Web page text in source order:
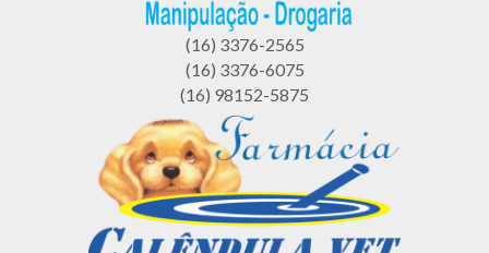
(16) 3376-2565
(16) 3376-6075
(16) 98152-5875